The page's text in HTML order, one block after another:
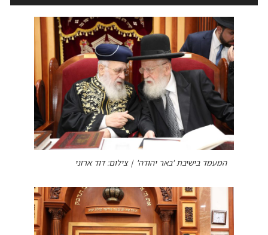
המעמד בישיבת 'באר יהודה' | צילום: דוד ארזני